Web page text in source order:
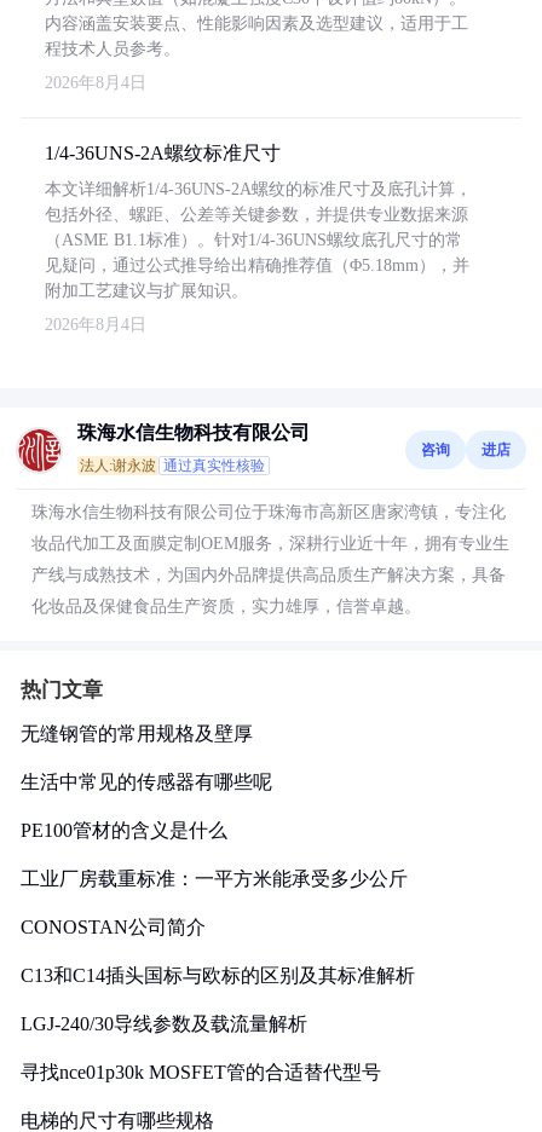
内容涵盖安装要点、性能影响因素及选型建议，适用于工
程技术人员参考。
2026年8月4日
1/4-36UNS-2A螺纹标准尺寸
本文详细解析1/4-36UNS-2A螺纹的标准尺寸及底孔计算，
包括外径、螺距、公差等关键参数，并提供专业数据来源
（ASME B1.1标准）。针对1/4-36UNS螺纹底孔尺寸的常
见疑问，通过公式推导给出精确推荐值（Φ5.18mm），并
附加工艺建议与扩展知识。
2026年8月4日
珠海水信生物科技有限公司
法人:谢永波 通过真实性核验
咨询 进店
珠海水信生物科技有限公司位于珠海市高新区唐家湾镇，专注化
妆品代加工及面膜定制OEM服务，深耕行业近十年，拥有专业生
产线与成熟技术，为国内外品牌提供高品质生产解决方案，具备
化妆品及保健食品生产资质，实力雄厚，信誉卓越。
热门文章
无缝钢管的常用规格及壁厚
生活中常见的传感器有哪些呢
PE100管材的含义是什么
工业厂房载重标准：一平方米能承受多少公斤
CONOSTAN公司简介
C13和C14插头国标与欧标的区别及其标准解析
LGJ-240/30导线参数及载流量解析
寻找nce01p30k MOSFET管的合适替代型号
电梯的尺寸有哪些规格